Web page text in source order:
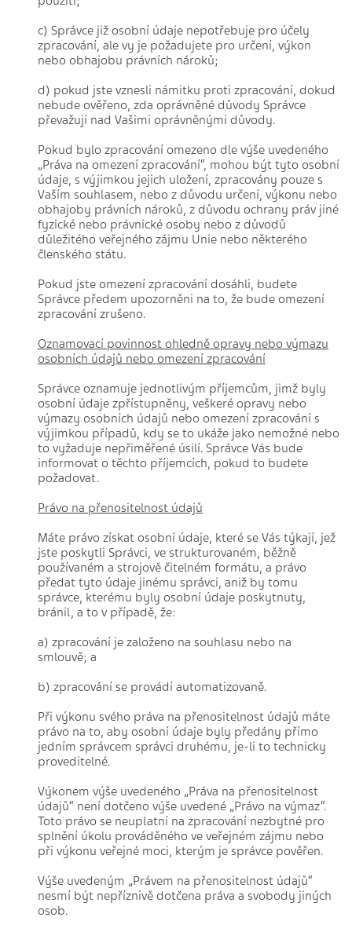
c) Správce již osobní údaje nepotřebuje pro účely
zpracování, ale vy je požadujete pro určení, výkon
nebo obhajobu právních nároků;
d) pokud jste vznesli námitku proti zpracování, dokud
nebude ověřeno, zda oprávněné důvody Správce
převažují nad Vašimi oprávněnými důvody.
Pokud bylo zpracování omezeno dle výše uvedeného
„Práva na omezení zpracování“, mohou být tyto osobní
údaje, s výjimkou jejich uložení, zpracovány pouze s
Vaším souhlasem, nebo z důvodu určení, výkonu nebo
obhajoby právních nároků, z důvodu ochrany práv jiné
fyzické nebo právnické osoby nebo z důvodů
důležitého veřejného zájmu Unie nebo některého
členského státu.
Pokud jste omezení zpracování dosáhli, budete
Správce předem upozorněni na to, že bude omezení
zpracování zrušeno.
Oznamovací povinnost ohledně opravy nebo výmazu
osobních údajů nebo omezení zpracování
Správce oznamuje jednotlivým příjemcům, jimž byly
osobní údaje zpřístupněny, veškeré opravy nebo
výmazy osobních údajů nebo omezení zpracování s
výjimkou případů, kdy se to ukáže jako nemožné nebo
to vyžaduje nepřiměřené úsilí. Správce Vás bude
informovat o těchto příjemcích, pokud to budete
požadovat.
Právo na přenositelnost údajů
Máte právo získat osobní údaje, které se Vás týkají, jež
jste poskytli Správci, ve strukturovaném, běžně
používaném a strojově čitelném formátu, a právo
předat tyto údaje jinému správci, aniž by tomu
správce, kterému byly osobní údaje poskytnuty,
bránil, a to v případě, že:
a) zpracování je založeno na souhlasu nebo na
smlouvě; a
b) zpracování se provádí automatizovaně.
Při výkonu svého práva na přenositelnost údajů máte
právo na to, aby osobní údaje byly předány přímo
jedním správcem správci druhému, je-li to technicky
proveditelné.
Výkonem výše uvedeného „Práva na přenositelnost
údajů“ není dotčeno výše uvedené „Právo na výmaz“.
Toto právo se neuplatní na zpracování nezbytné pro
splnění úkolu prováděného ve veřejném zájmu nebo
při výkonu veřejné moci, kterým je správce pověřen.
Výše uvedeným „Právem na přenositelnost údajů“
nesmí být nepříznivě dotčena práva a svobody jiných
osob.